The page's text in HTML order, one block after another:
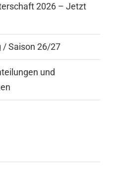
2026 – Jetzt
/ Saison 26/27
und